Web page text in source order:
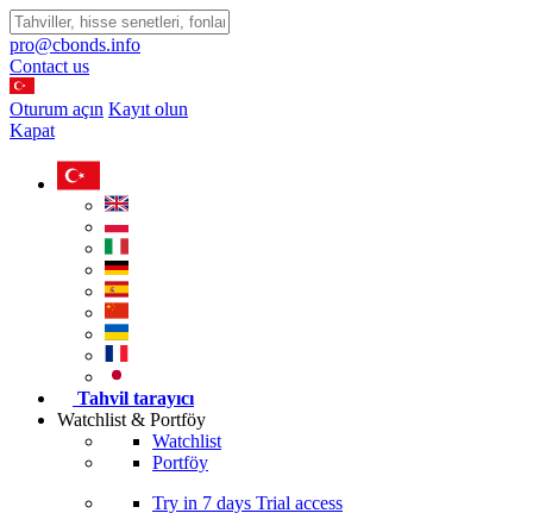
pro@cbonds.info
Contact us
Oturum açın Kayıt olun
Kapat
Tahvil tarayıcı
Watchlist & Portföy
Watchlist
Portföy
Try in 7 days Trial access